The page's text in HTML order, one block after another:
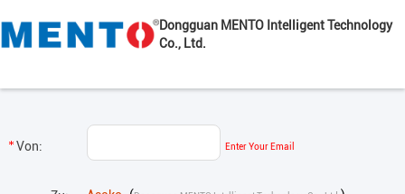
Dongguan MENTO Intelligent Technology
Co., Ltd.
Von: Enter Your Email